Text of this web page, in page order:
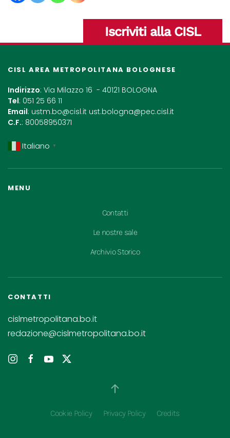
Iscriviti alla CISL
CISL AREA METROPOLITANA BOLOGNESE
Indirizzo: Via Milazzo 16 - 40121 BOLOGNA
Tel: 051 25 66 11
Email: ustm.bo@cisl.it ust.bologna@pec.cisl.it
C.F.: 80058950371
Italiano ▼
MENU
Contatti
Le nostre sale
Archivio Storico
CONTATTI
cislmetropolitana.bo.it
redazione@cislmetropolitana.bo.it
Cookie Policy Privacy Policy Credits